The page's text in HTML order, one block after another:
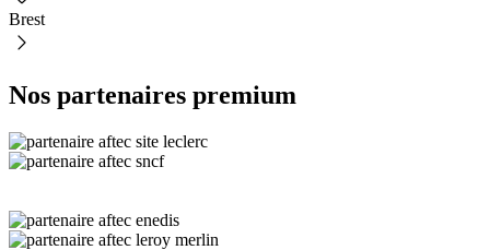
Brest
Nos partenaires premium